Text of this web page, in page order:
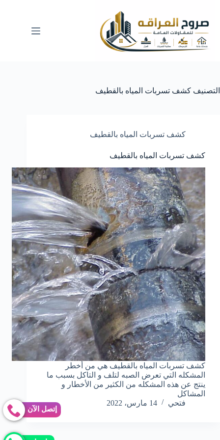
المحتوى
التصنيف كشف تسربات المياه بالقطيف
كشف تسربات المياه بالقطيف
كشف تسربات المياه بالقطيف
كشف تسربات المياه بالقطيف هي من أخطر
المشكله التي تعرض الصبه لتلف و التاكل بسبب ما
ينتج عن هذه المشكله من الكثير من الأخطار و
المشاكل
فتحي
14 مارس، 2022
إتصل الآن